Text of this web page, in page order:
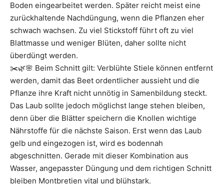
Boden eingearbeitet werden. Später reicht meist eine
zurückhaltende Nachdüngung, wenn die Pflanzen eher
schwach wachsen. Zu viel Stickstoff führt oft zu viel
Blattmasse und weniger Blüten, daher sollte nicht
überdüngt werden.
✂️🌿🌸 Beim Schnitt gilt: Verblühte Stiele können entfernt
werden, damit das Beet ordentlicher aussieht und die
Pflanze ihre Kraft nicht unnötig in Samenbildung steckt.
Das Laub sollte jedoch möglichst lange stehen bleiben,
denn über die Blätter speichern die Knollen wichtige
Nährstoffe für die nächste Saison. Erst wenn das Laub
gelb und eingezogen ist, wird es bodennah
abgeschnitten. Gerade mit dieser Kombination aus
Wasser, angepasster Düngung und dem richtigen Schnitt
bleiben Montbretien vital und blühstark.